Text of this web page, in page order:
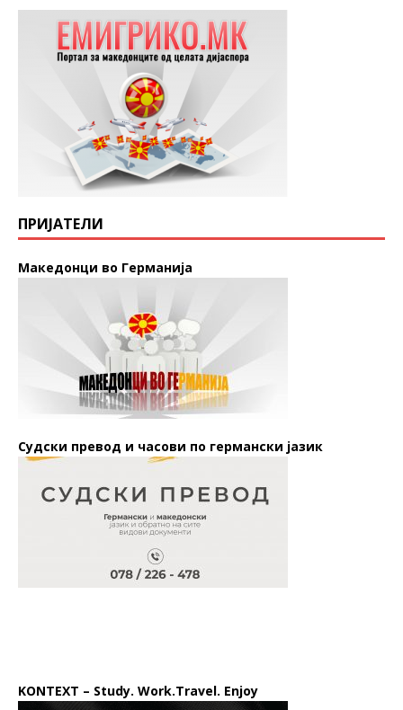
ПРИЈАТЕЛИ
Македонци во Германија
Судски превод и часови по германски јазик
KONTEXT – Study. Work.Travel. Enjoy